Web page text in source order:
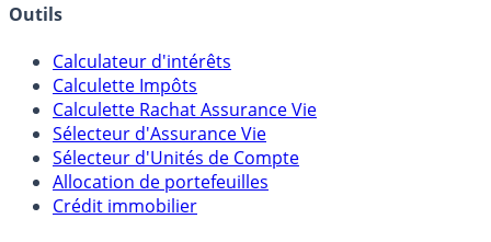
Calculateur d'intérêts
Calculette Impôts
Calculette Rachat Assurance Vie
Sélecteur d'Assurance Vie
Sélecteur d'Unités de Compte
Allocation de portefeuilles